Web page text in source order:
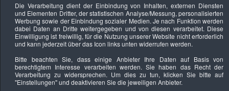
Keine Termine
Datenschutzerklärung Urheberrechtsnachweise Nachhaltigkeit
Copyright © 2026. Bundesverband Deutscher
Sachverständiger und Fachgutachter e.V..
Die Verarbeitung dient der Einbindung von Inhalten, externen Diensten
und Elementen Dritter, der statistischen Analyse/Messung, personalisierten
Werbung sowie der Einbindung sozialer Medien. Je nach Funktion werden
dabei Daten an Dritte weitergegeben und von diesen verarbeitet. Diese
Einwilligung ist freiwillig, für die Nutzung unserer Website nicht erforderlich
und kann jederzeit über das Icon links unten widerrufen werden.
Bitte beachten Sie, dass einige Anbieter Ihre Daten auf Basis von
berechtigtem Interesse verarbeiten werden. Sie haben das Recht der
Verarbeitung zu widersprechen. Um dies zu tun, klicken Sie bitte auf
"Einstellungen"und deaktivieren Sie die jeweiligen Anbieter.